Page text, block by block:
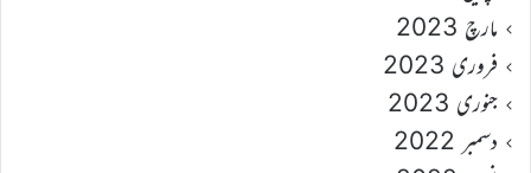
مارچ 2023
فروری 2023
جنوری 2023
دسمبر 2022